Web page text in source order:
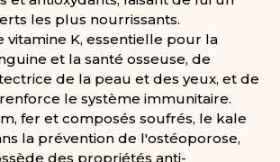
les plus nourrissants.
vitamine K, essentielle pour la
et la santé osseuse, de
de la peau et des yeux, et de
le système immunitaire.
fer et composés soufrés, le kale
la prévention de l'ostéoporose,
des propriétés anti-